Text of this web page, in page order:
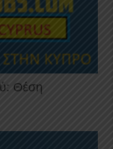
Θέση